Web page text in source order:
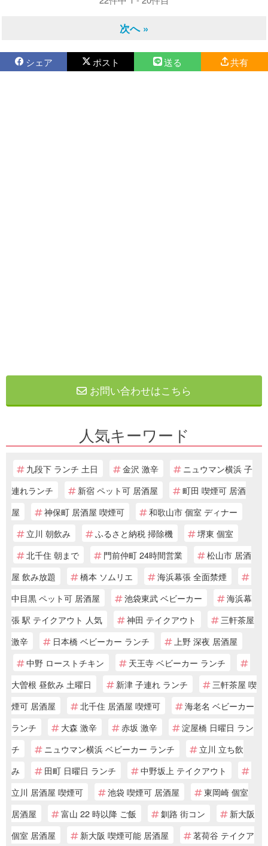
次へ »
シェア ポスト 送る 共有
お問い合わせはこちら
人気キーワード
九段下 ランチ 土日 金沢 激辛
ニュウマン横浜 子
連れランチ
新宿 ペット可 居酒屋
町田 喫煙可 居酒
屋
神保町 居酒屋 喫煙可
和歌山市 個室 ディナー
立川 朝飲み
ふるさと納税 掃除機
堺東 個室
北千住 朝まで
門前仲町 24時間営業
松山市 居酒
屋 飲み放題
橋本 ソムリエ
海浜幕張 全面禁煙
中目黒 ペット可 居酒屋
池袋東武 ベビーカー
海浜幕
張 駅 テイクアウト 人気
神田 テイクアウト
三軒茶屋
激辛
日本橋 ベビーカー ランチ
上野 深夜 居酒屋
中野 ローストチキン
天王寺 ベビーカー ランチ
大曽根 昼飲み 土曜日
新津 子連れ ランチ
三軒茶屋 喫
煙可 居酒屋
北千住 居酒屋 喫煙可
海老名 ベビーカー
ランチ
大森 激辛 赤坂 激辛
淀屋橋 日曜日 ラン
チ
ニュウマン横浜 ベビーカー ランチ
立川 立ち飲
み
田町 日曜日 ランチ
中野坂上 テイクアウト
立川 居酒屋 喫煙可
池袋 喫煙可 居酒屋
東岡崎 個室
居酒屋
富山 22 時以降 ご飯 釧路 街コン
新大阪
個室 居酒屋
新大阪 喫煙可能 居酒屋 茗荷谷 テイクア